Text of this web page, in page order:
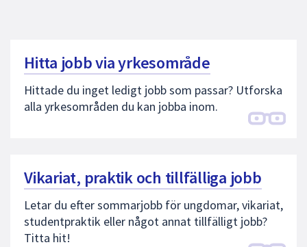
Hitta jobb via yrkesområde
Hittade du inget ledigt jobb som passar? Utforska
alla yrkesområden du kan jobba inom.
Vikariat, praktik och tillfälliga jobb
Letar du efter sommarjobb för ungdomar, vikariat,
studentpraktik eller något annat tillfälligt jobb?
Titta hit!